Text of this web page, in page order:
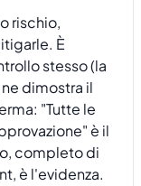
rischio,
È
stesso (la
dimostra il
"Tutte le
è il
completo di
è l'evidenza.